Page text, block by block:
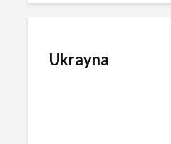
Ukrayna